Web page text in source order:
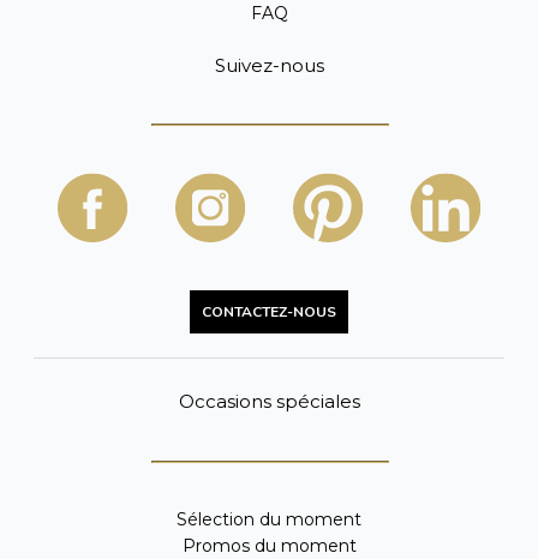
FAQ
Suivez-nous
CONTACTEZ-NOUS
Occasions spéciales
Sélection du moment
Promos du moment